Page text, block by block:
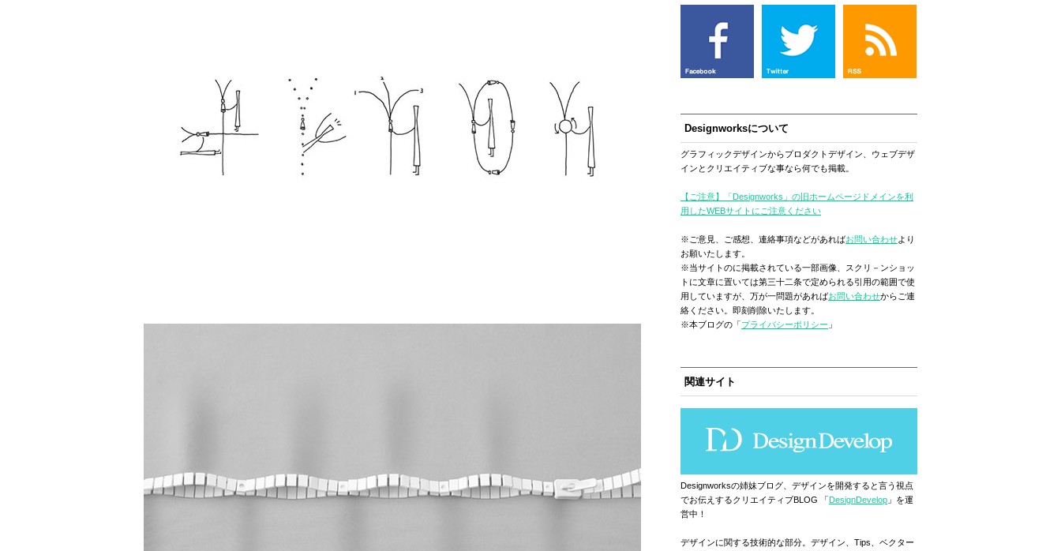
Designworksについて
グラフィックデザインからプロダクトデザイン、ウェブデザ
インとクリエイティブな事なら何でも掲載。
【ご注意】「Designworks」の旧ホームページドメインを利
用したWEBサイトにご注意ください
※ご意見、ご感想、連絡事項などがあればお問い合わせより
お願いたします。
※当サイトのに掲載されている一部画像、スクリ－ンショッ
トに文章に置いては第三十二条で定められる引用の範囲で使
用していますが、万が一問題があればお問い合わせからご連
絡ください。即刻削除いたします。
※本ブログの「プライバシーポリシー 」
関連サイト
Designworksの姉妹ブログ、デザインを開発すると言う視点
でお伝えするクリエイティブBLOG 「DesignDevelop 」を運
営中！
デザインに関する技術的な部分。デザイン、Tips、ベクター